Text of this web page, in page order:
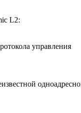
L2:
управления